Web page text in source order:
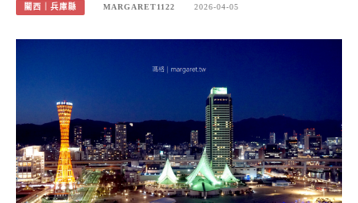
關西｜兵庫縣 MARGARET1122 2026-04-05